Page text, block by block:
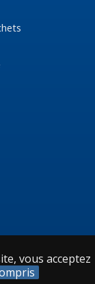
vous acceptez